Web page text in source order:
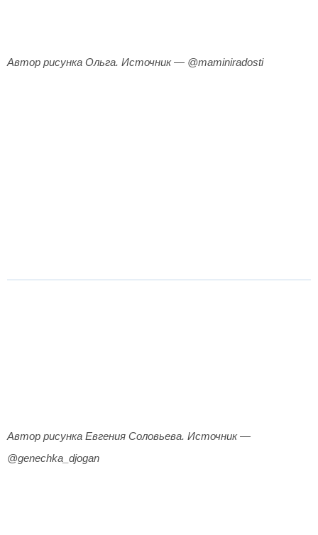
Автор рисунка Ольга. Источник — @maminiradosti
Автор рисунка Евгения Соловьева. Источник —
@genechka_djogan